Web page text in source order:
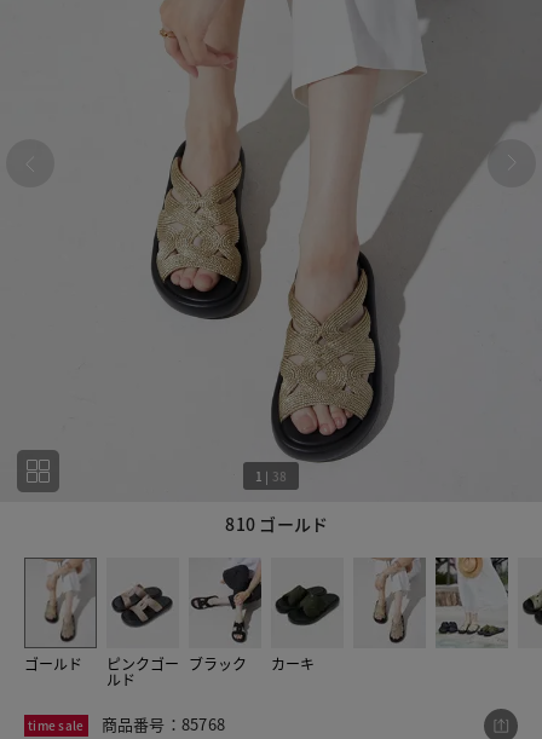
810 ゴールド
1 | 38
ゴールド ピンクゴー
ルド
ブラック カーキ
time sale 商品番号：85768